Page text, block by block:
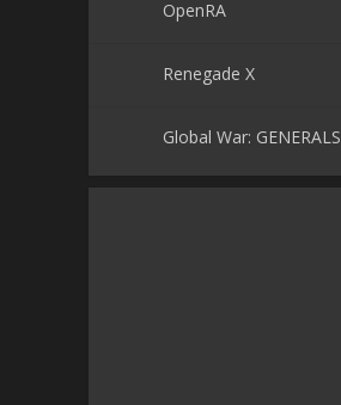
OpenRA
Renegade X
Global War: GENERALS